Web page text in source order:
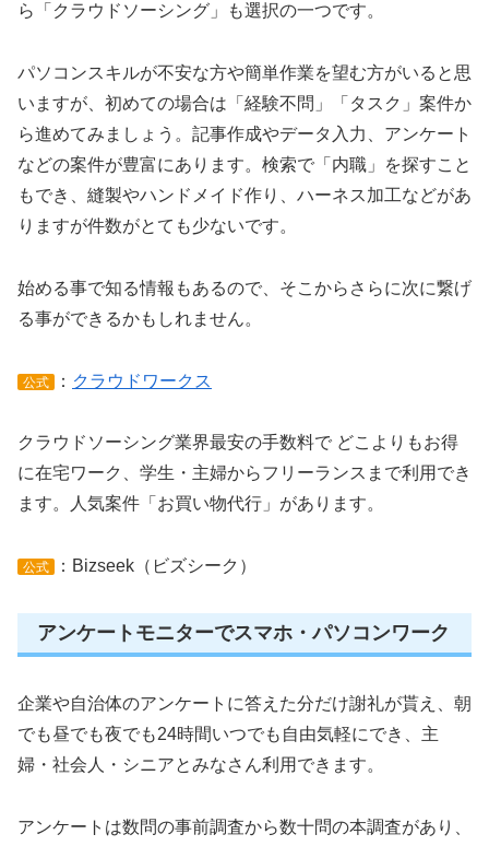
ら「クラウドソーシング」も選択の一つです。
パソコンスキルが不安な方や簡単作業を望む方がいると思
いますが、初めての場合は「経験不問」「タスク」案件か
ら進めてみましょう。記事作成やデータ入力、アンケート
などの案件が豊富にあります。検索で「内職」を探すこと
もでき、縫製やハンドメイド作り、ハーネス加工などがあ
りますが件数がとても少ないです。
始める事で知る情報もあるので、そこからさらに次に繋げ
る事ができるかもしれません。
公式 ： クラウドワークス
クラウドソーシング業界最安の手数料で どこよりもお得
に在宅ワーク、学生・主婦からフリーランスまで利用でき
ます。人気案件「お買い物代行」があります。
公式 ：Bizseek（ビズシーク）
アンケートモニターでスマホ・パソコンワーク
企業や自治体のアンケートに答えた分だけ謝礼が貰え、朝
でも昼でも夜でも24時間いつでも自由気軽にでき、主
婦・社会人・シニアとみなさん利用できます。
アンケートは数問の事前調査から数十問の本調査があり、